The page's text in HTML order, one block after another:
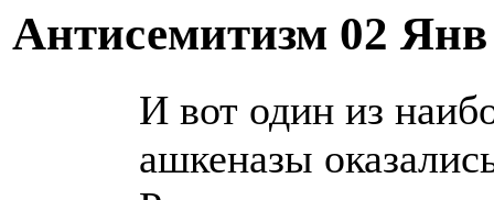
Антисемитизм 02
И вот один из
ашкеназы